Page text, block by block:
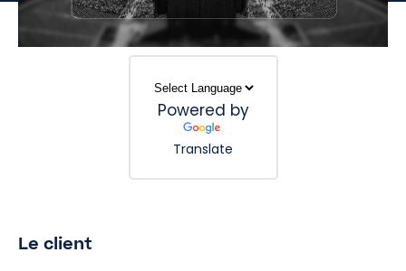
Powered by
Translate
Le client